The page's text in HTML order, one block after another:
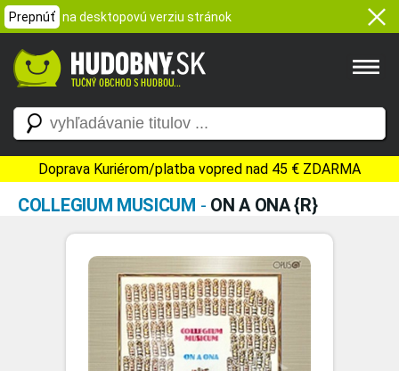
Prepnúť na desktopovú verziu stránok
Doprava Kuriérom/platba vopred nad 45 € ZDARMA
COLLEGIUM MUSICUM - ON A ONA {R}